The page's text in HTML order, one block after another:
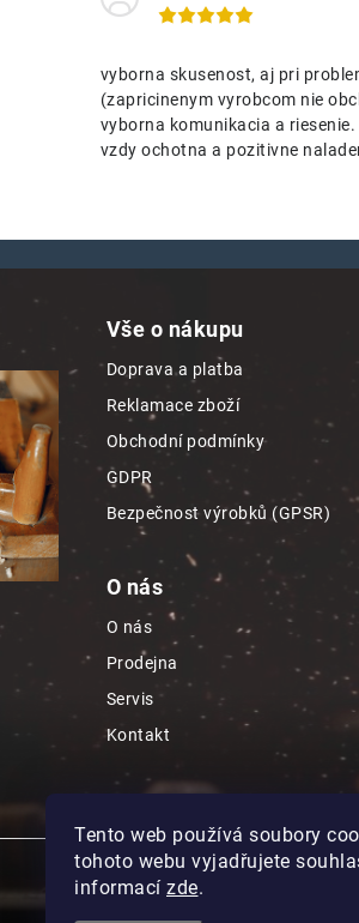
Tento web používá soubory
tohoto webu vyjadřujete
informací zde.
vyborna skusenost, aj pri
(zapricinenym vyrobcom nie
vyborna komunikacia a
vzdy ochotna a pozitivne
Vše o nákupu
Doprava a platba
Reklamace zboží
Obchodní podmínky
GDPR
Bezpečnost výrobků (GPSR)
O nás
O nás
Prodejna
Servis
Kontakt